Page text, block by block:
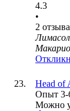
4.3
•
2 отзыва
Head of
Опыт 3-
Можно